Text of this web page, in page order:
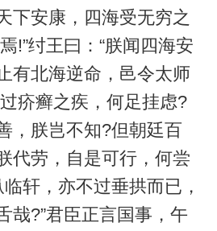
下安康，四海受无穷之
!”纣王曰：“朕闻四海安
有北海逆命，邑令太师
疥癣之疾，何足挂虑?
，朕岂不知?但朝廷百
代劳，自是可行，何尝
轩，亦不过垂拱而已，
哉?”君臣正言国事，午